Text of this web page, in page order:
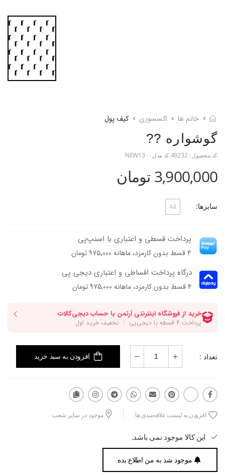
خانم ها اکسسوری کیف پول
گوشواره ??
کد محصول : 49232کد مدل :- NEW13
3,900,000 تومان
سایزها: 12
پرداخت قسطی و اعتباری با اسنپ‌پی
۴ قسط بدون کارمزد، ماهانه ۹۷۵٬۰۰۰ تومان
درگاه پرداخت اقساطی و اعتباری دیجی پی
۴ قسط بدون کارمزد، ماهانه 975,000 تومان
تعداد : افزودن به سبد خرید
افزودن به لیست علاقه‌مندی ها موجود در سایر شعب
این کالا موجود نمی باشد.
موجود شد به من اطلاع بده